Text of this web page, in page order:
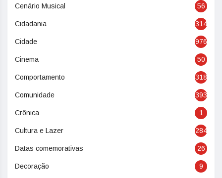
Cenário Musical 56
Cidadania 314
Cidade 976
Cinema 50
Comportamento 318
Comunidade 393
Crônica 1
Cultura e Lazer 284
Datas comemorativas 26
Decoração 9